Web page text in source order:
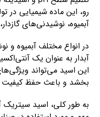
رو، این ماده شیمیایی در
آبمیوه، نوشیدنی‌های
در انواع مختلف آبمیوه و
آبدار به عنوان یک
این اسید می‌تواند
بخشد و باعث حفظ کیفیت
به طور کلی، اسید سیتریک